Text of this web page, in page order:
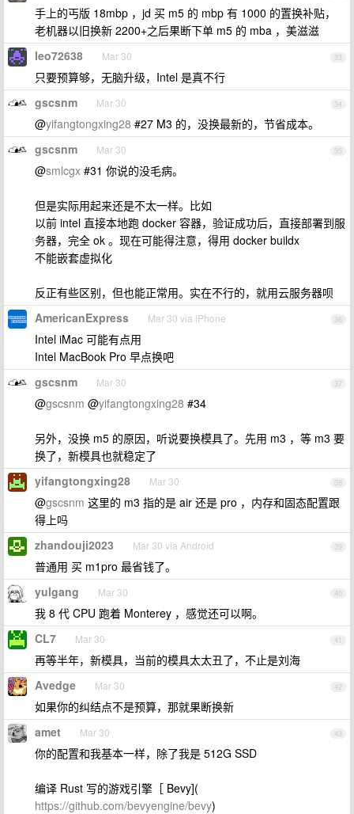
手上的丐版 18mbp ，jd 买 m5 的 mbp 有 1000 的置换补贴，
老机器以旧换新 2200+之后果断下单 m5 的 mba ，美滋滋
33
leo72638 Mar 30
只要预算够，无脑升级，Intel 是真不行
34
gscsnm Mar 30
@yifangtongxing28 #27 M3 的，没换最新的，节省成本。
35
gscsnm Mar 30
@smlcgx #31 你说的没毛病。
但是实际用起来还是不太一样。比如
以前 intel 直接本地跑 docker 容器，验证成功后，直接部署到服
务器，完全 ok 。现在可能得注意，得用 docker buildx
不能嵌套虚拟化
反正有些区别，但也能正常用。实在不行的，就用云服务器呗
36
AmericanExpress Mar 30 via iPhone
Intel iMac 可能有点用
Intel MacBook Pro 早点换吧
37
gscsnm Mar 30
@gscsnm @yifangtongxing28 #34
另外，没换 m5 的原因，听说要换模具了。先用 m3 ，等 m3 要
换了，新模具也就稳定了
38
yifangtongxing28 Mar 30
@gscsnm 这里的 m3 指的是 air 还是 pro ，内存和固态配置跟
得上吗
39
zhandouji2023 Mar 30 via Android
普通用 买 m1pro 最省钱了。
40
yulgang Mar 30
我 8 代 CPU 跑着 Monterey ，感觉还可以啊。
41
CL7 Mar 30
再等半年，新模具，当前的模具太太丑了，不止是刘海
42
Avedge Mar 30
如果你的纠结点不是预算，那就果断换新
43
amet Mar 30
你的配置和我基本一样，除了我是 512G SSD
编译 Rust 写的游戏引擎［ Bevy](
https://github.com/bevyengine/bevy)